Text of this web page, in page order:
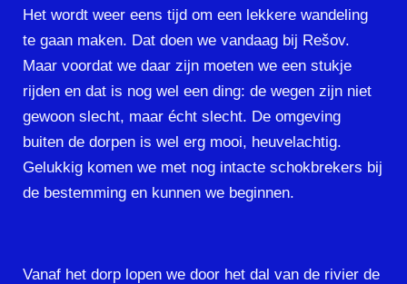
Het wordt weer eens tijd om een lekkere wandeling
te gaan maken. Dat doen we vandaag bij Rešov.
Maar voordat we daar zijn moeten we een stukje
rijden en dat is nog wel een ding: de wegen zijn niet
gewoon slecht, maar écht slecht. De omgeving
buiten de dorpen is wel erg mooi, heuvelachtig.
Gelukkig komen we met nog intacte schokbrekers bij
de bestemming en kunnen we beginnen.
Vanaf het dorp lopen we door het dal van de rivier de